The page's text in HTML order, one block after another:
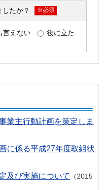
業主行動計画を策定しま
に係る平成27年度取組状
及び実施について
2015